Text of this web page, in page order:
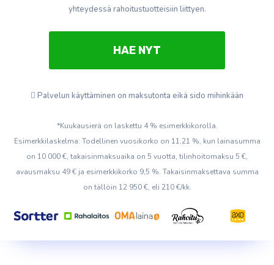
yhteydessä rahoitustuotteisiin liittyen.
Palvelun käyttäminen on maksutonta eikä sido mihinkään
*Kuukausierä on laskettu 4 % esimerkkikorolla.
Esimerkkilaskelma: Todellinen vuosikorko on 11,21 %, kun lainasumma
on 10 000 €, takaisinmaksuaika on 5 vuotta, tilinhoitomaksu 5 €,
avausmaksu 49 € ja esimerkkikorko 9,5 %. Takaisinmaksettava summa
on tällöin 12 950 €, eli 210 €/kk.